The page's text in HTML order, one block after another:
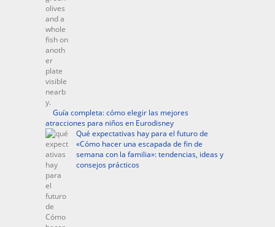
Guía completa: cómo elegir las mejores
atracciones para niños en Eurodisney
Qué expectativas hay para el futuro de
«Cómo hacer una escapada de fin de
semana con la familia»: tendencias, ideas y
consejos prácticos